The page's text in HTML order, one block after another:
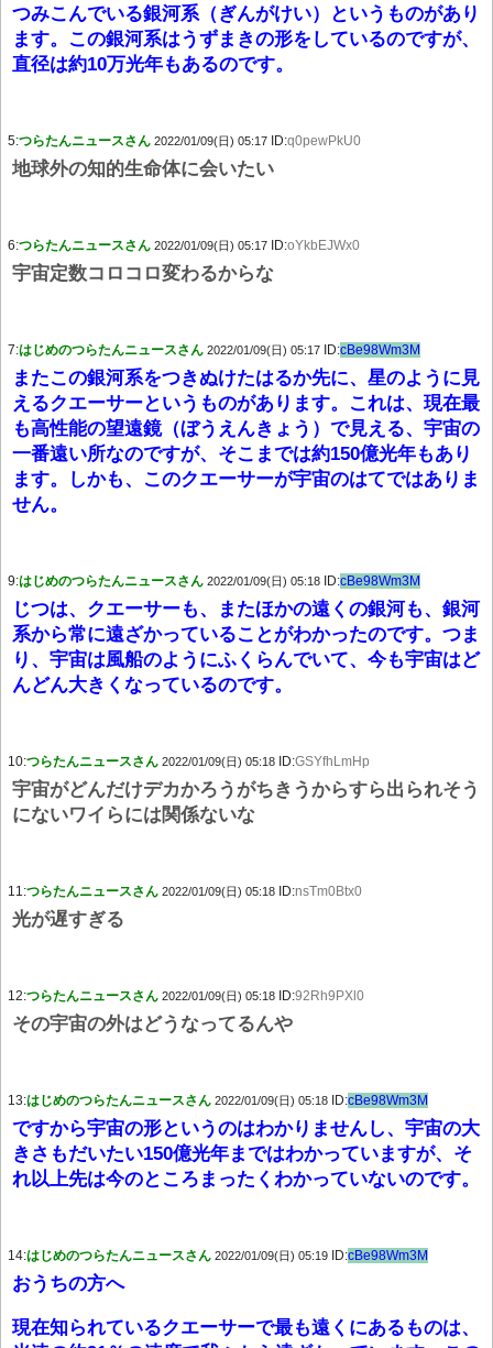
つみこんでいる銀河系（ぎんがけい）というものがあり
ます。この銀河系はうずまきの形をしているのですが、
直径は約10万光年もあるのです。
5:つらたんニュースさん 2022/01/09(日) 05:17 ID:q0pewPkU0
地球外の知的生命体に会いたい
6:つらたんニュースさん 2022/01/09(日) 05:17 ID:oYkbEJWx0
宇宙定数コロコロ変わるからな
7:はじめのつらたんニュースさん 2022/01/09(日) 05:17 ID:cBe98Wm3M
またこの銀河系をつきぬけたはるか先に、星のように見
えるクエーサーというものがあります。これは、現在最
も高性能の望遠鏡（ぼうえんきょう）で見える、宇宙の
一番遠い所なのですが、そこまでは約150億光年もあり
ます。しかも、このクエーサーが宇宙のはてではありま
せん。
9:はじめのつらたんニュースさん 2022/01/09(日) 05:18 ID:cBe98Wm3M
じつは、クエーサーも、またほかの遠くの銀河も、銀河
系から常に遠ざかっていることがわかったのです。つま
り、宇宙は風船のようにふくらんでいて、今も宇宙はど
んどん大きくなっているのです。
10:つらたんニュースさん 2022/01/09(日) 05:18 ID:GSYfhLmHp
宇宙がどんだけデカかろうがちきうからすら出られそう
にないワイらには関係ないな
11:つらたんニュースさん 2022/01/09(日) 05:18 ID:nsTm0Btx0
光が遅すぎる
12:つらたんニュースさん 2022/01/09(日) 05:18 ID:92Rh9PXl0
その宇宙の外はどうなってるんや
13:はじめのつらたんニュースさん 2022/01/09(日) 05:18 ID:cBe98Wm3M
ですから宇宙の形というのはわかりませんし、宇宙の大
きさもだいたい150億光年まではわかっていますが、そ
れ以上先は今のところまったくわかっていないのです。
14:はじめのつらたんニュースさん 2022/01/09(日) 05:19 ID:cBe98Wm3M
おうちの方へ
現在知られているクエーサーで最も遠くにあるものは、